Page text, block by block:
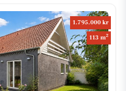
1.795.000 kr
113 m2